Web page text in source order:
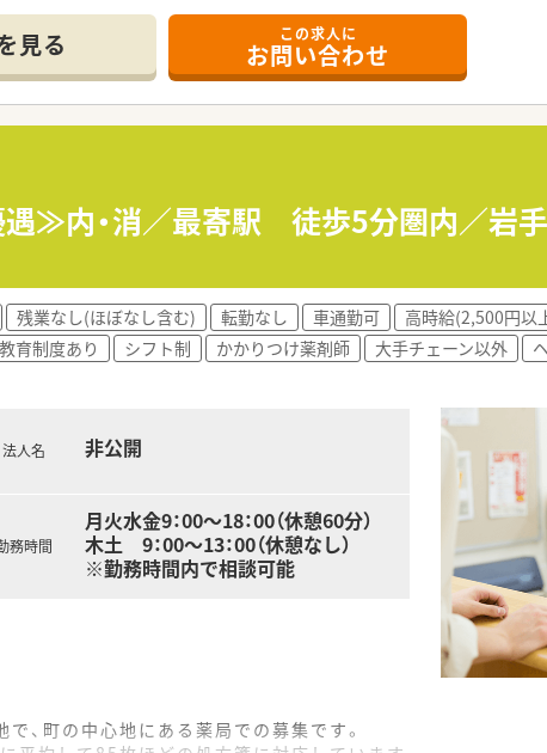
前中のみとなっており、残業も月平均10時間程度と非常に少
休みや有給休暇の取得についても互いにフォローし合える体
り、個人の生活事情やワークライフバランスを最大限に尊重
おり、新規出店を継続しながら成長を続けている勢いのある
など、社員一人ひとりを家族のように大切にする温かい社
店舗間の交流や悩み相談がしやすい、非常に風通しの良い組
見る この求人に
お問い合わせ
≫内・消／最寄駅 徒歩5分圏内／岩
残業なし(ほぼなし含む) 転勤なし 車通勤可 高時給(2,500円以
教育制度あり シフト制 かかりつけ薬剤師 大手チェーン以外
法人名 非公開
務時間
月火水金9：00～18：00（休憩60分）
木土 9：00～13：00（休憩なし）
※勤務時間内で相談可能
、町の中心地にある薬局での募集です。